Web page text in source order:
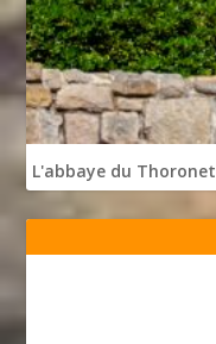
L'abbaye du Thoronet